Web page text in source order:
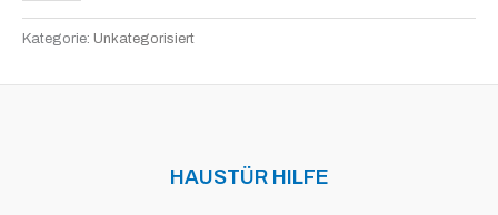
Kategorie: Unkategorisiert
HAUSTÜR HILFE